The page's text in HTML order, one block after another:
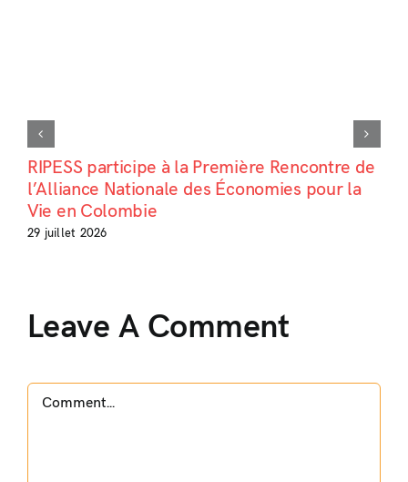
RIPESS participe à la Première Rencontre de
l’Alliance Nationale des Économies pour la
Vie en Colombie
29 juillet 2026
Leave A Comment
Comment